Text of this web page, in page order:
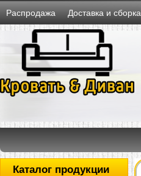
Распродажа Доставка и сборка
Каталог продукции